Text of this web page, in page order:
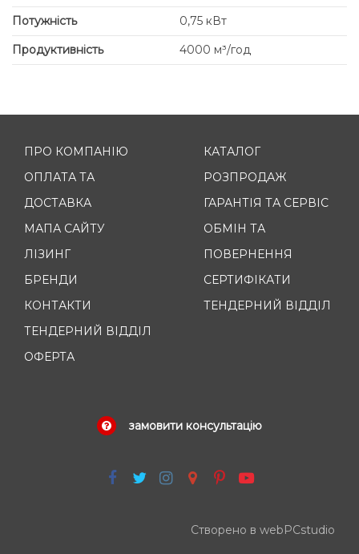
Потужність
0,75 кВт
Продуктивність
4000 м³/год
ПРО КОМПАНІЮ
ОПЛАТА ТА
ДОСТАВКА
МАПА САЙТУ
ЛІЗИНГ
БРЕНДИ
КОНТАКТИ
ТЕНДЕРНИЙ ВІДДІЛ
ОФЕРТА
КАТАЛОГ
РОЗПРОДАЖ
ГАРАНТІЯ ТА СЕРВІС
ОБМІН ТА
ПОВЕРНЕННЯ
СЕРТИФІКАТИ
ТЕНДЕРНИЙ ВІДДІЛ
замовити консультацію
Створено в webPCstudio